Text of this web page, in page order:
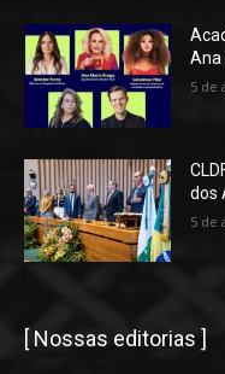
Ana
5 de
dos
5 de
[ Nossas editorias ]